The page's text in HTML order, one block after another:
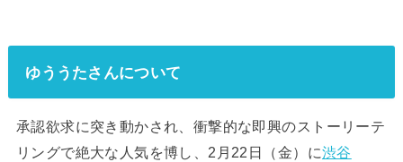
ゆううたさんについて
承認欲求に突き動かされ、衝撃的な即興のストーリーテ
リングで絶大な人気を博し、2月22日（金）に渋谷